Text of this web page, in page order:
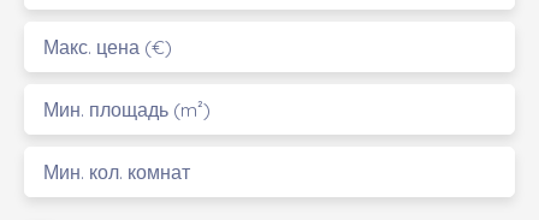
Макс. цена (€)
Мин. площадь (m²)
Мин. кол. комнат